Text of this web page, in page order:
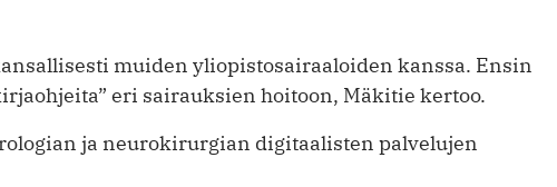
muiden yliopistosairaaloiden kanssa. Ensin
eri sairauksien hoitoon, Mäkitie kertoo.
ja neurokirurgian digitaalisten palvelujen